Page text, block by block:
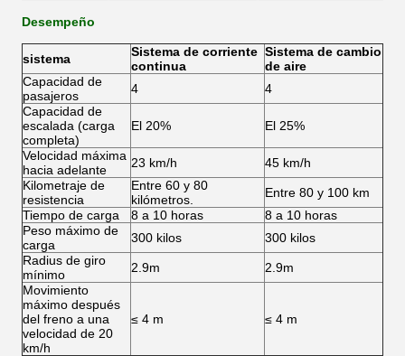
Desempeño
sistema
Sistema de corriente
continua
Sistema de cambio
de aire
Capacidad de
pasajeros
4
4
Capacidad de
escalada (carga
completa)
El 20% El 25%
Velocidad máxima
hacia adelante
23 km/h
45 km/h
Kilometraje de
resistencia
Entre 60 y 80
kilómetros.
Entre 80 y 100 km
Tiempo de carga
8 a 10 horas
8 a 10 horas
Peso máximo de
carga
300 kilos
300 kilos
Radius de giro
mínimo
2.9m
2.9m
Movimiento
máximo después
del freno a una
velocidad de 20
km/h
≤ 4 m ≤ 4 m